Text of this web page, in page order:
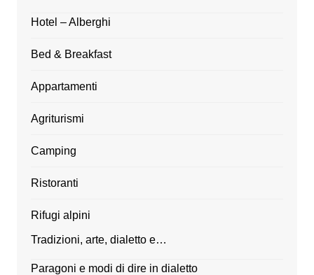
Hotel – Alberghi
Bed & Breakfast
Appartamenti
Agriturismi
Camping
Ristoranti
Rifugi alpini
Tradizioni, arte, dialetto e…
Paragoni e modi di dire in dialetto